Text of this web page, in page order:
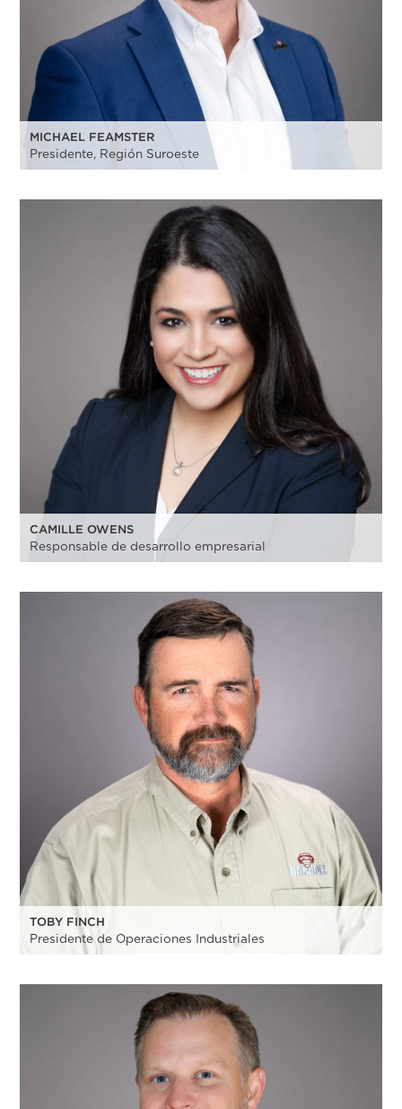
MICHAEL FEAMSTER
Presidente, Región Suroeste
CAMILLE OWENS
Responsable de desarrollo empresarial
TOBY FINCH
Presidente de Operaciones Industriales